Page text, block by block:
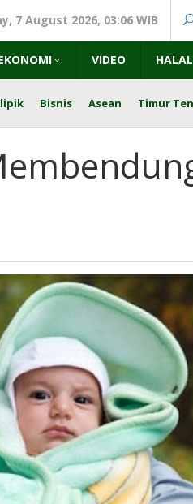
7 August 2026, 03:06 WIB
VIDEO
Bisnis Asean Timur